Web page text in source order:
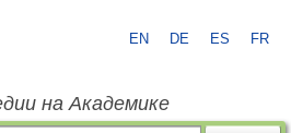
EN DE ES FR
на Академике